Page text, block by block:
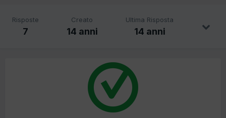
Risposte
7
Creato
14 anni
Ultima Risposta
14 anni